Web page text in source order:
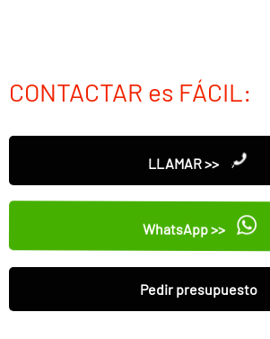
CONTACTAR es FÁCIL:
LLAMAR >>
WhatsApp >>
Pedir presupuesto